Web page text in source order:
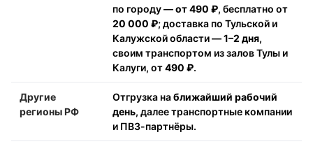
по городу —от 490 ₽, бесплатно от
20 000 ₽; доставка по Тульской и
Калужской области —1–2 дня,
своим транспортом из залов Тулы и
Калуги, от490 ₽.
Другие
регионы РФ
Отгрузка наближайший рабочий
день, далее транспортные компании
и ПВЗ-партнёры.